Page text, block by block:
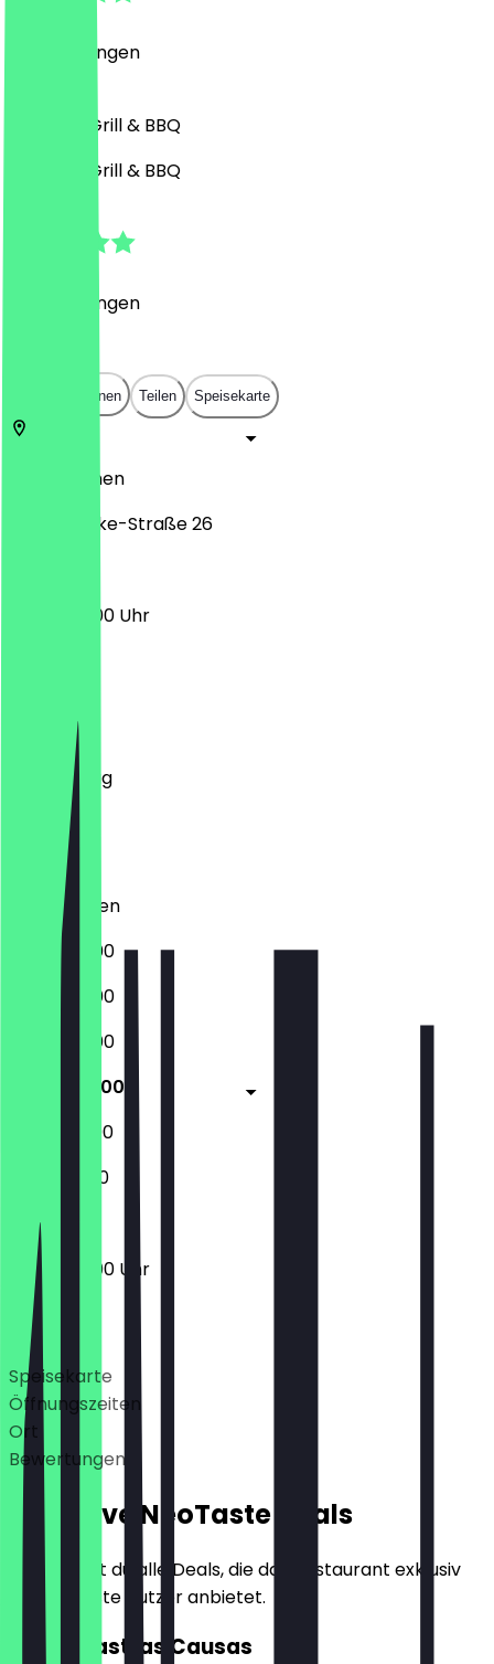
Bewertungen
Seafood, Grill & BBQ
Seafood, Grill & BBQ
Bewertungen
In App öffnen Teilen Speisekarte
Bremen
Graf-Moltke-Straße 26
16:00 - 23:00 Uhr
Dienstag
Mittwoch
Donnerstag
Freitag
Samstag
Sonntag
Geschlossen
16:00 - 23:00
16:00 - 23:00
16:00 - 23:00
16:00 - 23:00
13:00 - 23:00
13:00 - 21:00
16:00 - 23:00 Uhr
Deals
Speisekarte
Öffnungszeiten
Ort
Bewertungen
Exklusive NeoTaste Deals
Hier findest du alle Deals, die das Restaurant exklusiv
für NeoTaste Nutzer anbietet.
2für1 Nuastras Causas